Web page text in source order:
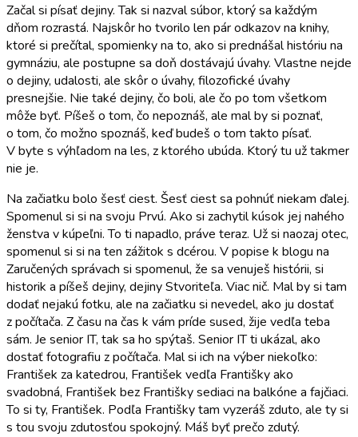
Začal si písať dejiny. Tak si nazval súbor, ktorý sa každým
dňom rozrastá. Najskôr ho tvorilo len pár odkazov na knihy,
ktoré si prečítal, spomienky na to, ako si prednášal históriu na
gymnáziu, ale postupne sa doň dostávajú úvahy. Vlastne nejde
o dejiny, udalosti, ale skôr o úvahy, filozofické úvahy
presnejšie. Nie také dejiny, čo boli, ale čo po tom všetkom
môže byť. Píšeš o tom, čo nepoznáš, ale mal by si poznať,
o tom, čo možno spoznáš, keď budeš o tom takto písať.
V byte s výhľadom na les, z ktorého ubúda. Ktorý tu už takmer
nie je.
Na začiatku bolo šesť ciest. Šesť ciest sa pohnúť niekam ďalej.
Spomenul si si na svoju Prvú. Ako si zachytil kúsok jej nahého
ženstva v kúpeľni. To ti napadlo, práve teraz. Už si naozaj otec,
spomenul si si na ten zážitok s dcérou. V popise k blogu na
Zaručených správach si spomenul, že sa venuješ histórii, si
historik a píšeš dejiny, dejiny Stvoriteľa. Viac nič. Mal by si tam
dodať nejakú fotku, ale na začiatku si nevedel, ako ju dostať
z počítača. Z času na čas k vám príde sused, žije vedľa teba
sám. Je senior IT, tak sa ho spýtaš. Senior IT ti ukázal, ako
dostať fotografiu z počítača. Mal si ich na výber niekoľko:
František za katedrou, František vedľa Františky ako
svadobná, František bez Františky sediaci na balkóne a fajčiaci.
To si ty, František. Podľa Františky tam vyzeráš zduto, ale ty si
s tou svoju zdutosťou spokojný. Máš byť prečo zdutý.